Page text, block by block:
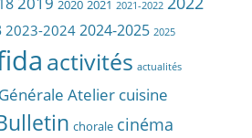
2020 2021 2021-2022
2023-2024 2024-2025 2025
activités actualités
Atelier cuisine
chorale cinéma